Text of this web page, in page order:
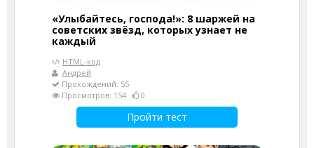
«Улыбайтесь, господа!»: 8 шаржей на
советских звёзд, которых узнает не
каждый
HTML-код
Андрей
Прохождений: 55
Просмотров: 154
0
Пройти тест